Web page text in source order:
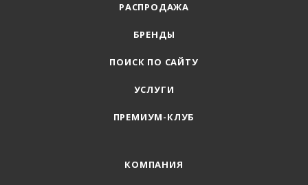
РАСПРОДАЖА
БРЕНДЫ
ПОИСК ПО САЙТУ
УСЛУГИ
ПРЕМИУМ-КЛУБ
КОМПАНИЯ